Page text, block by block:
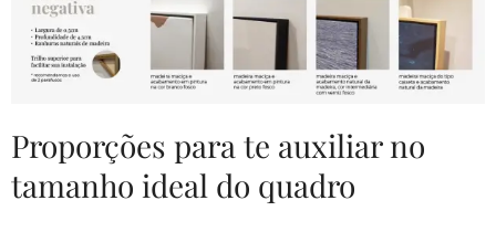
Proporções para te auxiliar no
tamanho ideal do quadro